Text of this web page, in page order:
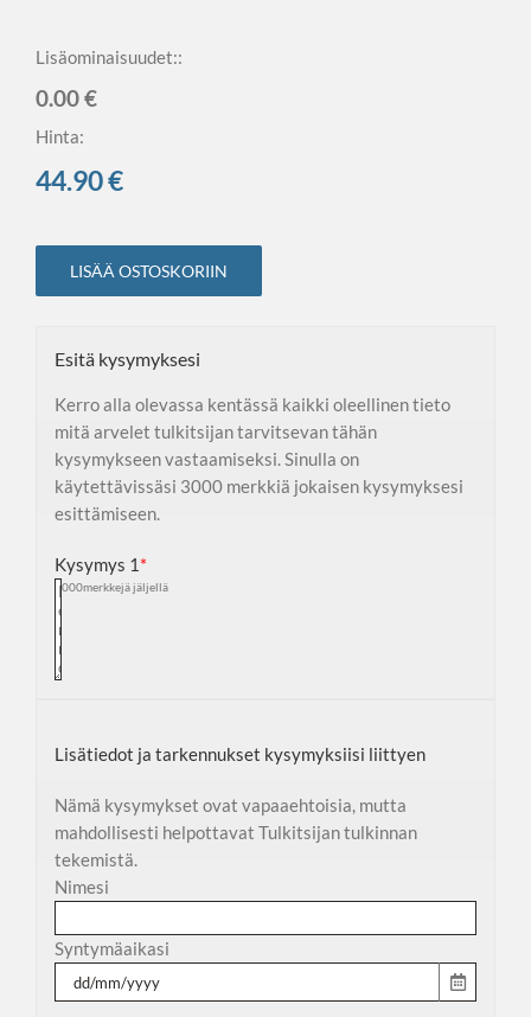
Lisäominaisuudet::
0.00 €
Hinta:
44.90€
LISÄÄ OSTOSKORIIN
Esitä kysymyksesi
Kerro alla olevassa kentässä kaikki oleellinen tieto
mitä arvelet tulkitsijan tarvitsevan tähän
kysymykseen vastaamiseksi. Sinulla on
käytettävissäsi 3000 merkkiä jokaisen kysymyksesi
esittämiseen.
*
Kysymys 1
3000merkkejä jäljellä
Lisätiedot ja tarkennukset kysymyksiisi liittyen
Nämä kysymykset ovat vapaaehtoisia, mutta
mahdollisesti helpottavat Tulkitsijan tulkinnan
tekemistä.
Nimesi
Syntymäaikasi